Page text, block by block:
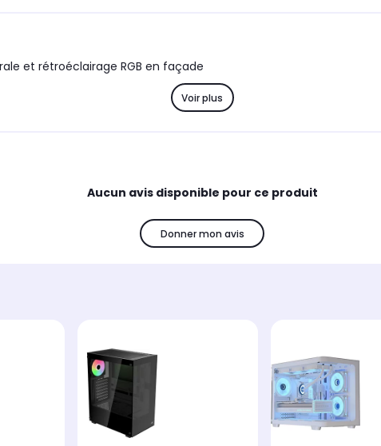
et rétroéclairage RGB en façade
Voir plus
Aucun avis disponible pour ce produit
Donner mon avis